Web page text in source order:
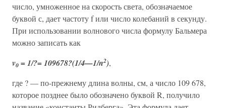
число, умноженное на скорость света, обозначаемое
буквой с, дает частоту f или число колебаний в секунду.
При использовании волнового числа формулу Бальмера
можно записать как
v0 = 1/?= 109678?(1/4—1/n2),
где ? — по-прежнему длина волны, см, а число 109 678,
которое позднее было обозначено буквой R, получило